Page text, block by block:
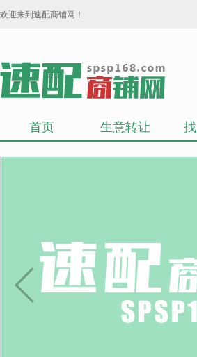
欢迎来到速配商铺网！
首页 生意转让